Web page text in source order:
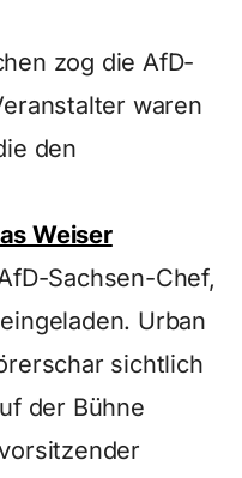
zog die AfD-
waren
den
Weiser
Sachsen-Chef,
Urban
sichtlich
der Bühne